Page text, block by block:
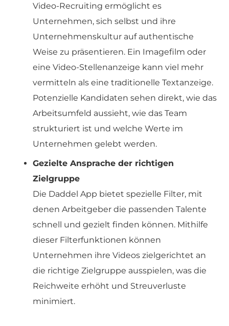
Video-Recruiting ermöglicht es
Unternehmen, sich selbst und ihre
Unternehmenskultur auf authentische
Weise zu präsentieren. Ein Imagefilm oder
eine Video-Stellenanzeige kann viel mehr
vermitteln als eine traditionelle Textanzeige.
Potenzielle Kandidaten sehen direkt, wie das
Arbeitsumfeld aussieht, wie das Team
strukturiert ist und welche Werte im
Unternehmen gelebt werden.
Gezielte Ansprache der richtigen
Zielgruppe
Die Daddel App bietet spezielle Filter, mit
denen Arbeitgeber die passenden Talente
schnell und gezielt finden können. Mithilfe
dieser Filterfunktionen können
Unternehmen ihre Videos zielgerichtet an
die richtige Zielgruppe ausspielen, was die
Reichweite erhöht und Streuverluste
minimiert.